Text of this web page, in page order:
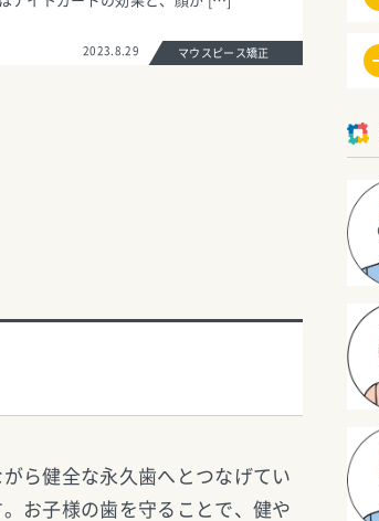
2023.8.29 マウスピース矯正
ら健全な永久歯へとつなげてい
お子様の歯を守ることで、健や